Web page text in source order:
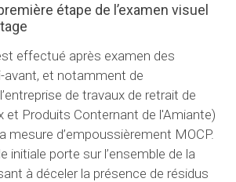
étape de l’examen visuel
effectué après examen des
avant, et notamment de
de travaux de retrait de
et Produits Conternant de l'Amiante)
mesure d’empoussièrement MOCP.
initiale porte sur l’ensemble de la
à déceler la présence de résidus